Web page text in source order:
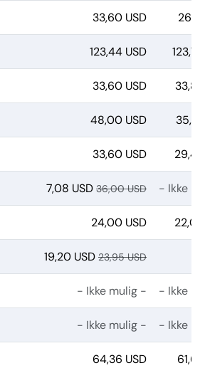
33,60 USD
123,44 USD
33,60 USD
48,00 USD
33,60 USD
7,08 USD 36,00 USD - Ikke
24,00 USD
19,20 USD 23,95 USD
- Ikke mulig - - Ikke
- Ikke mulig - - Ikke
64,36 USD